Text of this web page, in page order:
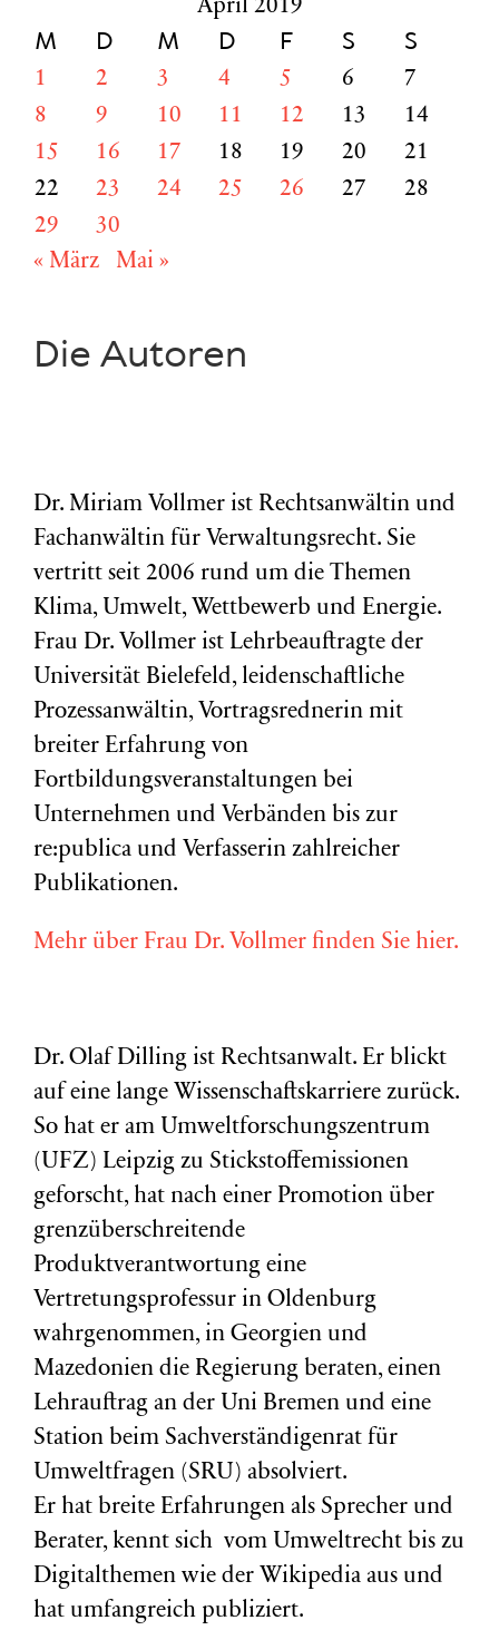
April 2019
M D M D F S S
1 2 3 4 5 6
7
8
9 10 11 12 13
14
15
16 17 18 19 20
21
22
23 24 25 26 27
28
29
30
« März
Mai »
Die Autoren
Dr. Miriam Vollmer ist Rechtsanwältin und
Fachanwältin für Verwaltungsrecht. Sie
vertritt seit 2006 rund um die Themen
Klima, Umwelt, Wettbewerb und Energie.
Frau Dr. Vollmer ist Lehrbeauftragte der
Universität Bielefeld, leidenschaftliche
Prozessanwältin, Vortragsrednerin mit
breiter Erfahrung von
Fortbildungsveranstaltungen bei
Unternehmen und Verbänden bis zur
re:publica und Verfasserin zahlreicher
Publikationen.
Mehr über Frau Dr. Vollmer finden Sie hier.
Dr. Olaf Dilling ist Rechtsanwalt. Er blickt
auf eine lange Wissenschaftskarriere zurück.
So hat er am Umweltforschungszentrum
(UFZ) Leipzig zu Stickstoffemissionen
geforscht, hat nach einer Promotion über
grenzüberschreitende
Produktverantwortung eine
Vertretungsprofessur in Oldenburg
wahrgenommen, in Georgien und
Mazedonien die Regierung beraten, einen
Lehrauftrag an der Uni Bremen und eine
Station beim Sachverständigenrat für
Umweltfragen (SRU) absolviert.
Er hat breite Erfahrungen als Sprecher und
Berater, kennt sich vom Umweltrecht bis zu
Digitalthemen wie der Wikipedia aus und
hat umfangreich publiziert.